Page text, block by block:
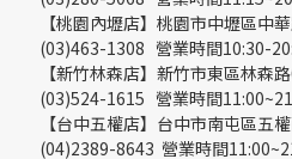
【桃園內壢店】桃園市中壢區中
(03)463-1308 營業時間10:30-
【新竹林森店】新竹市東區林森
(03)524-1615 營業時間
【台中五權店】台中市南屯區五
(04)2389-8643 營業時間